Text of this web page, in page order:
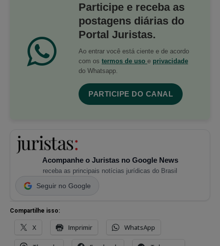
Participe e receba as
postagens diárias do
Portal Juristas.
Ao entrar você está ciente e de acordo
com os termos de uso e privacidade
do Whatsapp.
PARTICIPE DO CANAL
Acompanhe o Juristas no Google News
receba as principais notícias jurídicas do Brasil
Seguir no Google
Compartilhe isso:
X Imprimir WhatsApp